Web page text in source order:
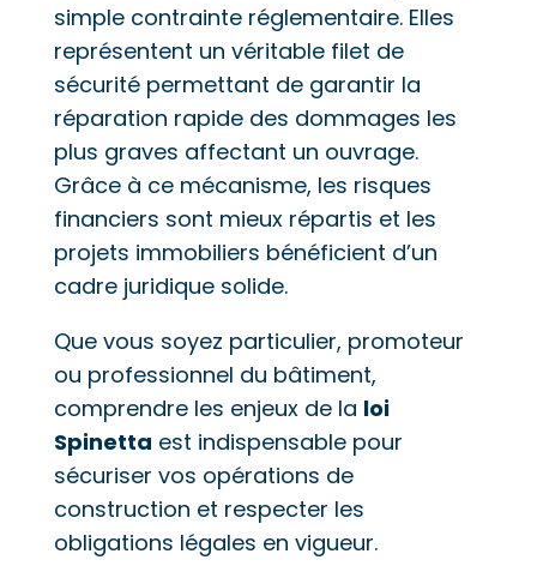
simple contrainte réglementaire. Elles
représentent un véritable filet de
sécurité permettant de garantir la
réparation rapide des dommages les
plus graves affectant un ouvrage.
Grâce à ce mécanisme, les risques
financiers sont mieux répartis et les
projets immobiliers bénéficient d’un
cadre juridique solide.
Que vous soyez particulier, promoteur
ou professionnel du bâtiment,
comprendre les enjeux de la loi
Spinetta est indispensable pour
sécuriser vos opérations de
construction et respecter les
obligations légales en vigueur.